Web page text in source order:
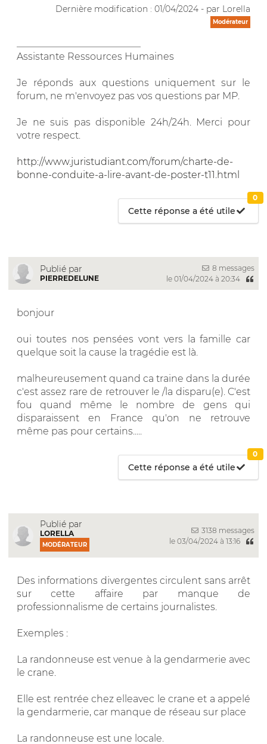
Dernière modification : 01/04/2024 - par Lorella
Modérateur
Assistante Ressources Humaines
Je réponds aux questions uniquement sur le
forum, ne m'envoyez pas vos questions par MP.
Je ne suis pas disponible 24h/24h. Merci pour
votre respect.
http://www.juristudiant.com/forum/charte-de-
bonne-conduite-a-lire-avant-de-poster-t11.html
Cette réponse a été utile
0
Publié par
PIERREDELUNE
8 messages
le 01/04/2024 à 20:34
bonjour
oui toutes nos pensées vont vers la famille car
quelque soit la cause la tragédie est là.
malheureusement quand ca traine dans la durée
c'est assez rare de retrouver le /la disparu(e). C'est
fou quand même le nombre de gens qui
disparaissent en France qu'on ne retrouve
même pas pour certains.....
Cette réponse a été utile
0
Publié par
LORELLA
MODÉRATEUR
3138 messages
le 03/04/2024 à 13:16
Des informations divergentes circulent sans arrêt
sur cette affaire par manque de
professionnalisme de certains journalistes.
Exemples :
La randonneuse est venue à la gendarmerie avec
le crane.
Elle est rentrée chez elleavec le crane et a appelé
la gendarmerie, car manque de réseau sur place
La randonneuse est une locale.